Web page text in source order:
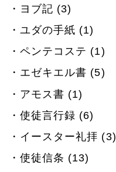
ヨブ記 (3)
ユダの手紙 (1)
ペンテコステ (1)
エゼキエル書 (5)
アモス書 (1)
使徒言行録 (6)
イースター礼拝 (3)
使徒信条 (13)